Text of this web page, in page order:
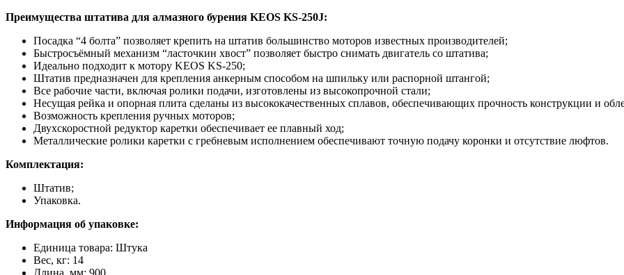
Преимущества штатива для алмазного бурения KEOS KS-250J:
Посадка “4 болта” позволяет крепить на штатив большинство моторов известных производителей;
Быстросъёмный механизм “ласточкин хвост” позволяет быстро снимать двигатель со штатива;
Идеально подходит к мотору KEOS KS-250;
Штатив предназначен для крепления анкерным способом на шпильку или распорной штангой;
Все рабочие части, включая ролики подачи, изготовлены из высокопрочной стали;
Несущая рейка и опорная плита сделаны из высококачественных сплавов, обеспечивающих прочность конструкции и
Возможность крепления ручных моторов;
Двухскоростной редуктор каретки обеспечивает ее плавный ход;
Металлические ролики каретки с гребневым исполнением обеспечивают точную подачу коронки и отсутствие люфтов.
Комплектация:
Штатив;
Упаковка.
Информация об упаковке:
Единица товара: Штука
Вес, кг: 14
Длина, мм: 900